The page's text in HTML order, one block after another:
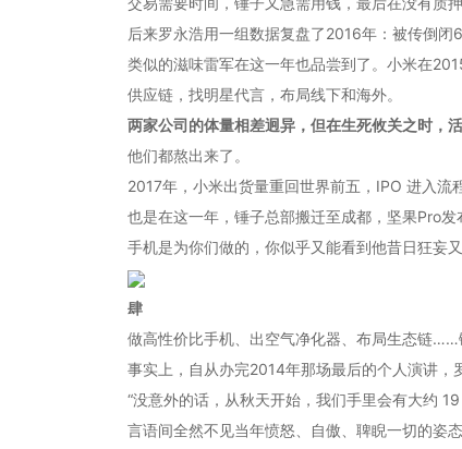
后来罗永浩用一组数据复盘了2016年：被传倒闭
类似的滋味雷军在这一年也品尝到了。小米在
供应链，找明星代言，布局线下和海外。
两家公司的体量相差迥异，但在生死攸关之时，
他们都熬出来了。
2017年，小米出货量重回世界前五，IPO 进入流
也是在这一年，锤子总部搬迁至成都，坚果Pro
手机是为你们做的，你似乎又能看到他昔日狂妄又
肆
做高性价比手机、出空气净化器、布局生态链……
事实上，自从办完2014年那场最后的个人演讲，
“没意外的话，从秋天开始，我们手里会有大约
言语间全然不见当年愤怒、自傲、聛睨一切的姿态